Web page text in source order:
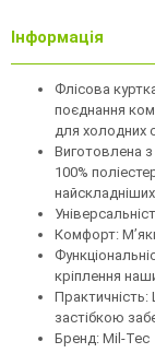
Інформація
Флісова
поєднання
для холодних
Виготовлена з
100%
Комфорт:
кріплення
Практичність:
застібкою
Бренд: Mil-Tec